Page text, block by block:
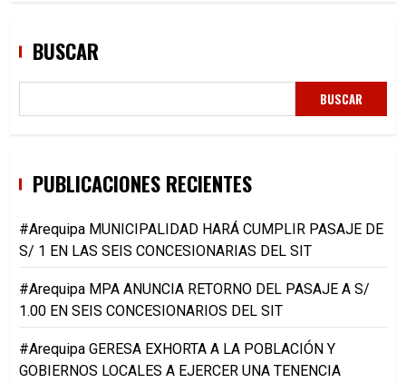
BUSCAR
BUSCAR
PUBLICACIONES RECIENTES
#Arequipa MUNICIPALIDAD HARÁ CUMPLIR PASAJE DE
S/ 1 EN LAS SEIS CONCESIONARIAS DEL SIT
#Arequipa MPA ANUNCIA RETORNO DEL PASAJE A S/
1.00 EN SEIS CONCESIONARIOS DEL SIT
#Arequipa GERESA EXHORTA A LA POBLACIÓN Y
GOBIERNOS LOCALES A EJERCER UNA TENENCIA